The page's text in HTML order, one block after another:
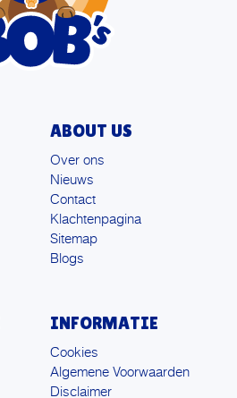
ABOUT US
Over ons
Nieuws
Contact
Klachtenpagina
Sitemap
Blogs
INFORMATIE
Cookies
Algemene Voorwaarden
Disclaimer